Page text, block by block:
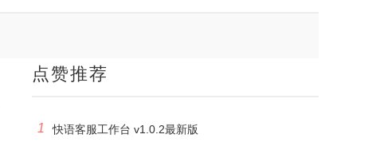
点赞推荐
1 快语客服工作台 v1.0.2最新版